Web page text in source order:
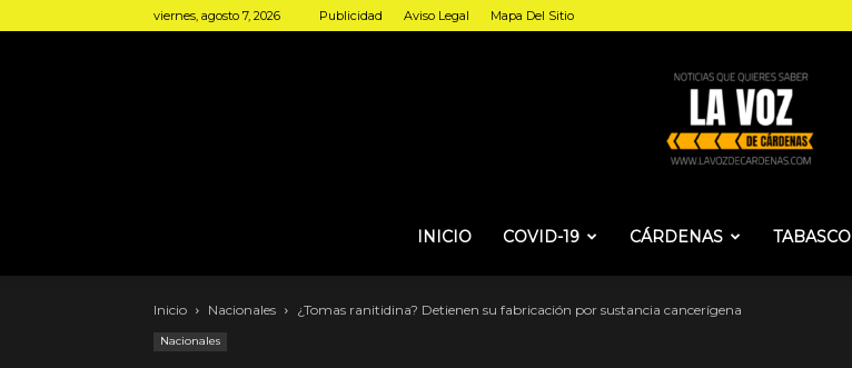
viernes, agosto 7, 2026 Publicidad Aviso Legal Mapa Del Sitio
INICIO COVID-19 CÁRDENAS TABASCO
Inicio Nacionales ¿Tomas ranitidina? Detienen su fabricación por sustancia cancerígena
Nacionales